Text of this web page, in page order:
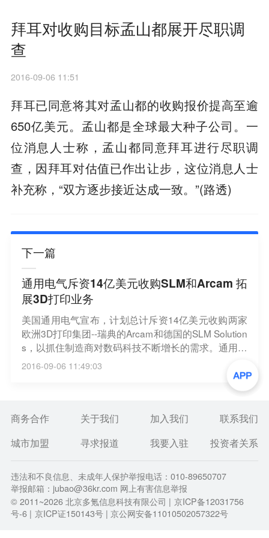
拜耳对收购目标孟山都展开尽职调
查
2016-09-06 11:51
拜耳已同意将其对孟山都的收购报价提高至逾
650亿美元。孟山都是全球最大种子公司。一
位消息人士称，孟山都同意拜耳进行尽职调
查，因拜耳对估值已作出让步，这位消息人士
补充称，“双方逐步接近达成一致。”(路透)
下一篇
通用电气斥资14亿美元收购SLM和Arcam 拓
展3D打印业务
美国通用电气宣布，计划总计斥资14亿美元收购两家
欧洲3D打印集团--瑞典的Arcam和德国的SLM Solution
s，以抓住制造商对数码科技不断增长的需求。通用电
气CEO伊梅尔特在一则公告中说：“增材制造(3D打印)
是通用电气演化成一家数码工业企业的关键部分。”通
用称，预计到2020年公司新3D打印业务将增至10亿
2016-09-06 11:49:03
商务合作 关于我们 加入我们
联系我们
城市加盟
寻求报道 我要入驻 投资者关系
违法和不良信息、未成年人保护举报电话：010-89650707
举报邮箱：jubao@36kr.com 网上有害信息举报
© 2011~2026北京多氪信息科技有限公司 | 京ICP备12031756
号-6 | 京ICP证150143号 | 京公网安备11010502057322号